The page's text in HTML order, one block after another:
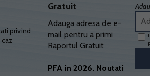
Gratuit
Adauga adresa de e-
mail pentru a primi
Raportul Gratuit
PFA in 2026. Noutati